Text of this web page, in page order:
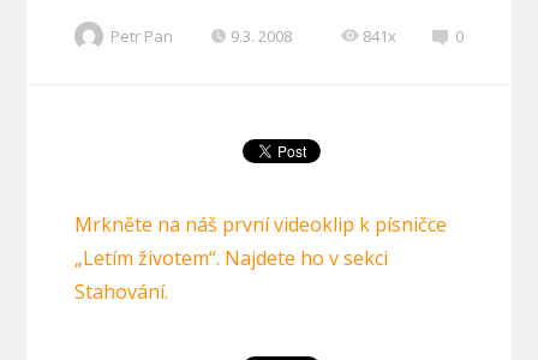
Petr Pan 9.3. 2008 0
841x
Mrkněte na náš první videoklip k písničce
„Letím životem“. Najdete ho v sekci
Stahování.